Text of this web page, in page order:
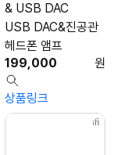
& USB DAC
USB DAC&진공관
헤드폰 앰프
199,000
원
상품링크